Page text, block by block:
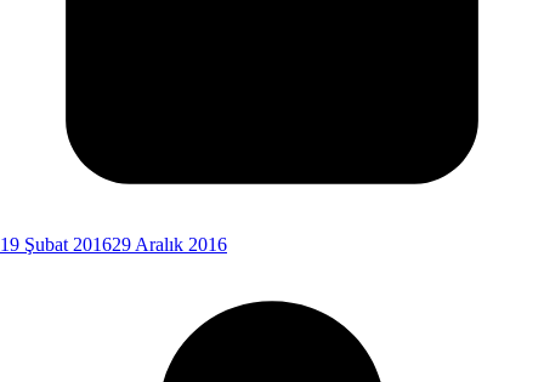
19 Şubat 201629 Aralık 2016